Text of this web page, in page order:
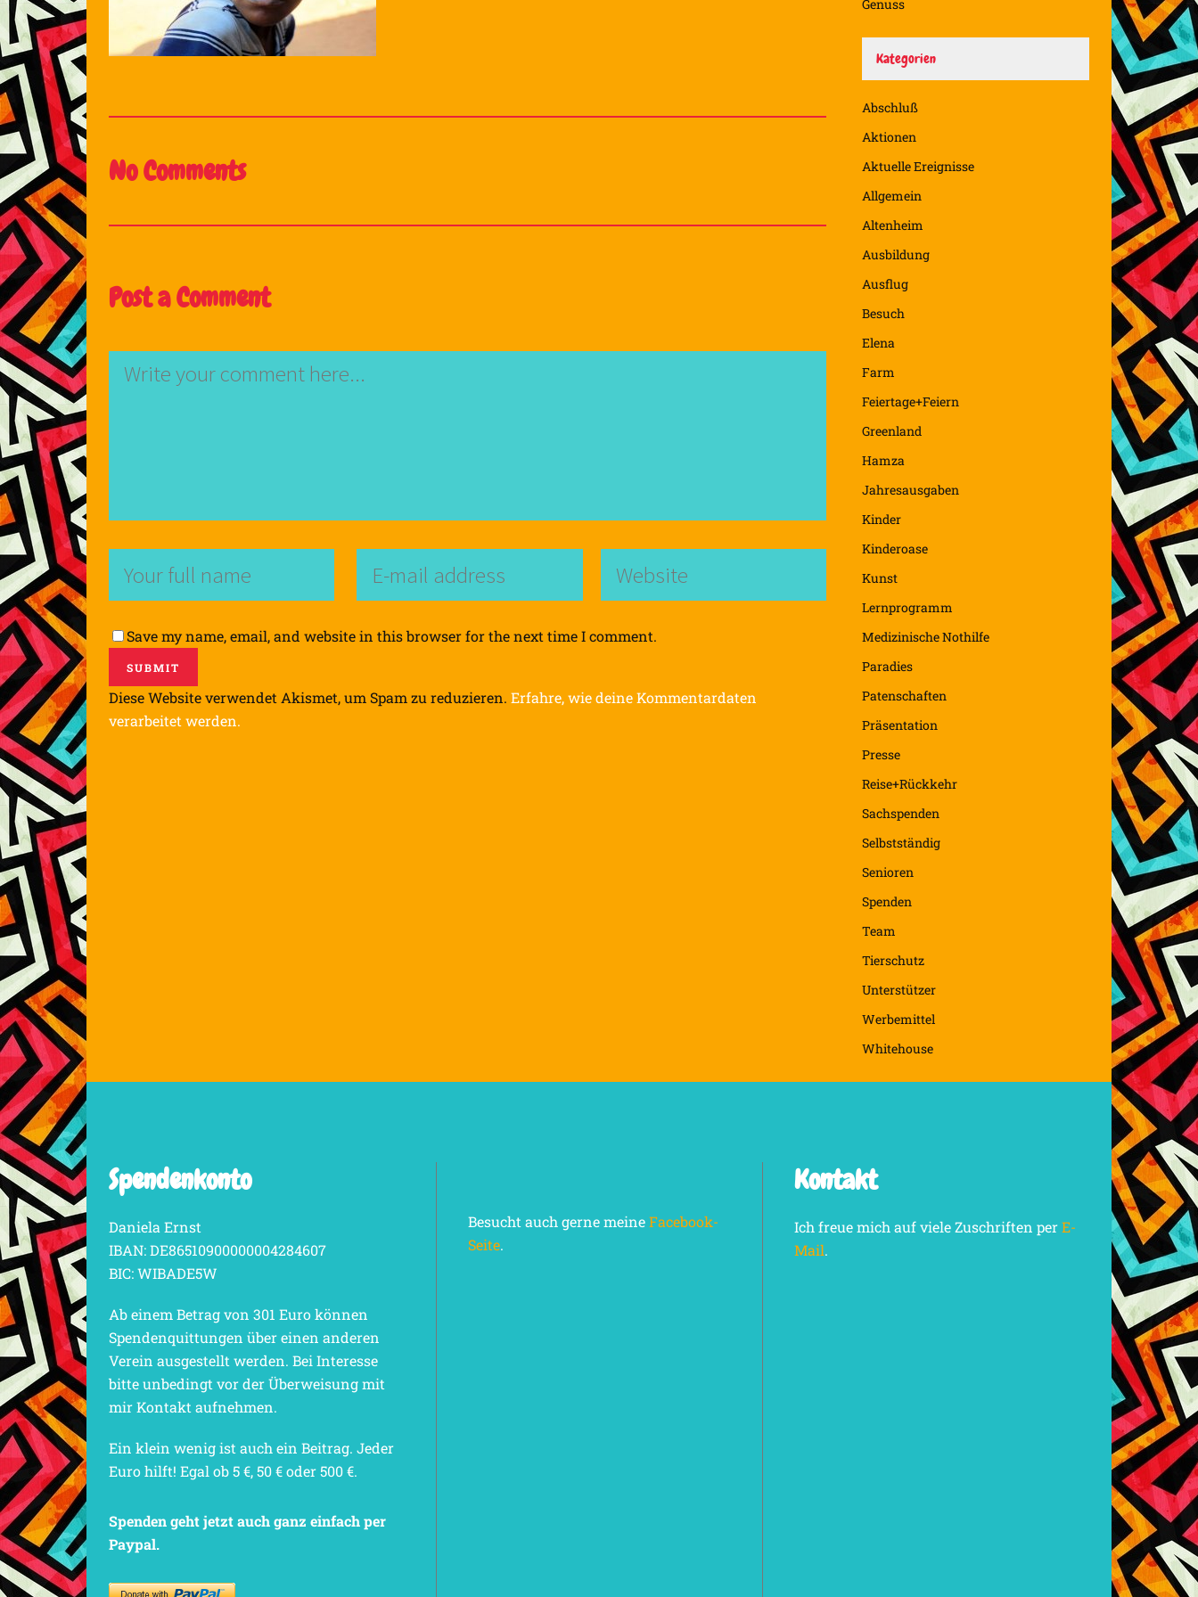
No Comments
Post a Comment
Save my name, email, and website in this browser for the next time I comment.
Diese Website verwendet Akismet, um Spam zu reduzieren. Erfahre, wie deine Kommentardaten
verarbeitet werden.
Genuss
Kategorien
Abschluß
Aktionen
Aktuelle Ereignisse
Allgemein
Altenheim
Ausbildung
Ausflug
Besuch
Elena
Farm
Feiertage+Feiern
Greenland
Hamza
Jahresausgaben
Kinder
Kinderoase
Kunst
Lernprogramm
Medizinische Nothilfe
Paradies
Patenschaften
Präsentation
Presse
Reise+Rückkehr
Sachspenden
Selbstständig
Senioren
Spenden
Team
Tierschutz
Unterstützer
Werbemittel
Whitehouse
Spendenkonto
Daniela Ernst
IBAN: DE86510900000004284607
BIC: WIBADE5W
Ab einem Betrag von 301 Euro können
Spendenquittungen über einen anderen
Verein ausgestellt werden. Bei Interesse
bitte unbedingt vor der Überweisung mit
mir Kontakt aufnehmen.
Ein klein wenig ist auch ein Beitrag. Jeder
Euro hilft! Egal ob 5 €, 50 € oder 500 €.
Spenden geht jetzt auch ganz einfach per
Paypal.
Besucht auch gerne meineFacebook-
Seite.
Kontakt
Ich freue mich auf viele Zuschriften perE-
Mail.